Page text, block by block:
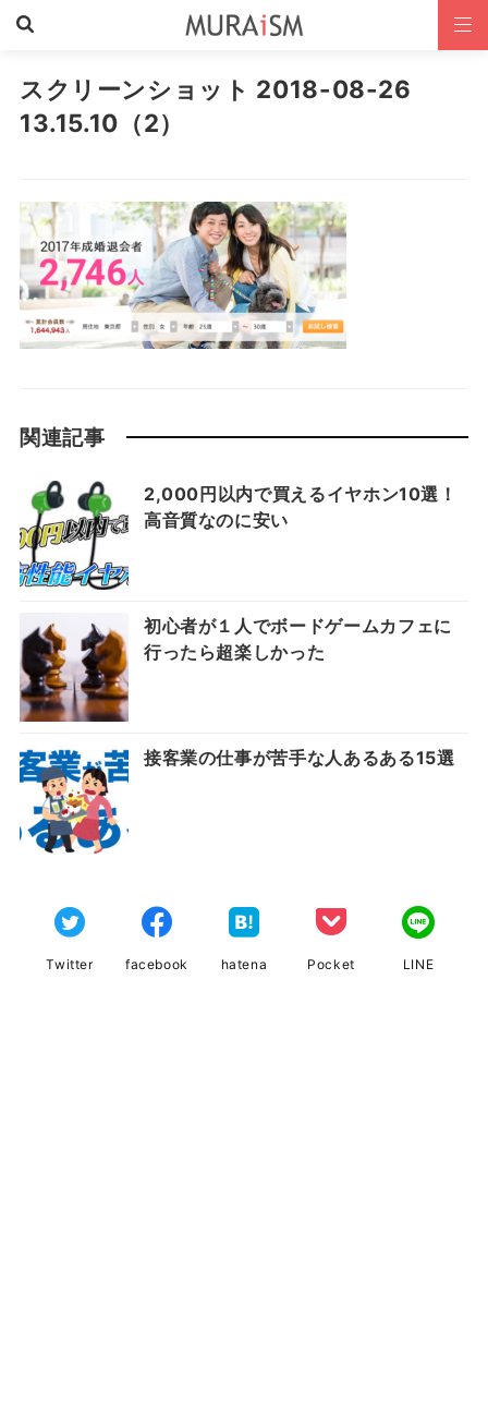
スクリーンショット 2018-08-26
13.15.10（2）
関連記事
2,000円以内で買えるイヤホン10選！
高音質なのに安い
初心者が１人でボードゲームカフェに
行ったら超楽しかった
接客業の仕事が苦手な人あるある15選
Twitter facebook hatena Pocket LINE